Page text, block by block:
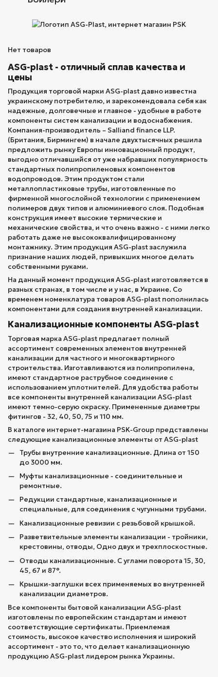
Нет товаров
ASG-plast - отличный сплав качества и
цены
Продукция торговой марки ASG-plast давно известна
украинскому потребителю, и зарекомендовала себя как
надежные, долговечные и главное - удобные в работе
компоненты систем канализации и водоснабжения.
Компания-производитель – Salliand finance LLP.
(Британия, Бирмингем) в начале двухтысячных решила
предложить рынку Европы инновационный продукт,
выгодно отличавшийся от уже набравших популярность
стандартных полипропиленовых компонентов
водопроводов. Этим продуктом стали
металлопластиковые трубы, изготовленные по
фирменной многослойной технологии с применением
полимеров двух типов и алюминиевого слоя. Подобная
конструкция имеет высокие термические и
механические свойства, и что очень важно - с ними легко
работать даже не высококвалифицированному
монтажнику. Этим продукция ASG-plast заслужила
признание наших людей, привыкших многое делать
собственными руками.
На данный момент продукция ASG-plast изготовляется в
разных странах, в том числе и у нас, в Украине. Со
временем номенклатура товаров ASG-plast пополнилась
компонентами для создания внутренней канализации.
Канализационные компоненты ASG-plast
Торговая марка ASG-plast предлагает полный
ассортимент современных элементов внутренней
канализации для частного и многоквартирного
строительства. Изготавливаются из полипропилена,
имеют стандартное раструбное соединение с
использованием уплотнителей. Для удобства работы
все компоненты внутренней канализации ASG-plast
имеют темно-серую окраску. Примененные диаметры
фитингов - 32, 40, 50, 75 и 110 мм.
В каталоге интернет-магазина PSK-Group представлены
следующие канализационные элементы от ASG-plast
Трубы внутренние канализационные. Длина от 150
до 3000 мм.
Муфты канализационные - соединительные и
ремонтные.
Редукции стандартные, канализационные и
специальные, для соединения с чугунными трубами.
Канализационные ревизии с резьбовой крышкой.
Разветвительные элементы канализации - тройники,
крестовины, отводы, Одно двух и трехплоскостные.
Отводы канализационные. С углами поворота 15, 30,
45, 67 и 87°.
Крышки-заглушки всех применяемых во внутренней
канализации диаметров.
Все компоненты бытовой канализации ASG-plast
изготовлены по европейским стандартам и имеют
соответствующие сертификаты. Приемлемая
стоимость, высокое качество исполнения и широкий
ассортимент - это то, что делает канализационную
продукцию ASG-plast лидером рынка Украины.